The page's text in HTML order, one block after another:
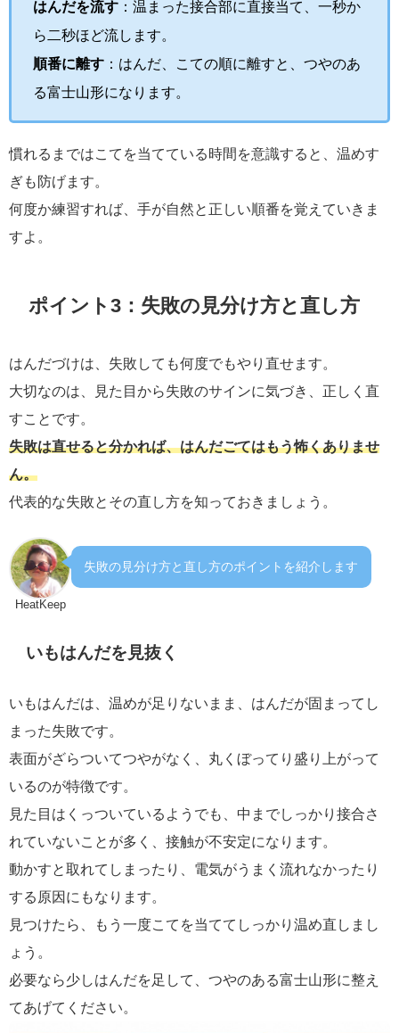
はんだを流す ：温まった接合部に直接当て、一秒か
ら二秒ほど流します。
順番に離す ：はんだ、こての順に離すと、つやのあ
る富士山形になります。
慣れるまではこてを当てている時間を意識すると、温めす
ぎも防げます。
何度か練習すれば、手が自然と正しい順番を覚えていきま
すよ。
ポイント3：失敗の見分け方と直し方
はんだづけは、失敗しても何度でもやり直せます。
大切なのは、見た目から失敗のサインに気づき、正しく直
すことです。
失敗は直せると分かれば、はんだごてはもう怖くありませ
ん。
代表的な失敗とその直し方を知っておきましょう。
HeatKeep
失敗の見分け方と直し方のポイントを紹介します
いもはんだを見抜く
いもはんだは、温めが足りないまま、はんだが固まってし
まった失敗です。
表面がざらついてつやがなく、丸くぼってり盛り上がって
いるのが特徴です。
見た目はくっついているようでも、中までしっかり接合さ
れていないことが多く、接触が不安定になります。
動かすと取れてしまったり、電気がうまく流れなかったり
する原因にもなります。
見つけたら、もう一度こてを当ててしっかり温め直しまし
ょう。
必要なら少しはんだを足して、つやのある富士山形に整え
てあげてください。